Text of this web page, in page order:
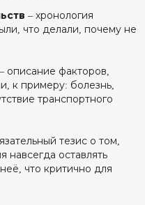
– хронология
что делали, почему не
– описание факторов,
к примеру: болезнь,
транспортного
тезис о том,
навсегда оставлять
что критично для